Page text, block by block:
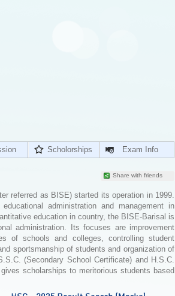
Scholorships Exam Info
Share with friends
referred as BISE) started its operation in 1999.
administration and management in
education in country, the BISE-Barisal is
administration. Its focuses are improvement
of schools and colleges, controlling student
sportsmanship of students and organization of
(Secondary School Certificate) and H.S.C.
scholarships to meritorious students based